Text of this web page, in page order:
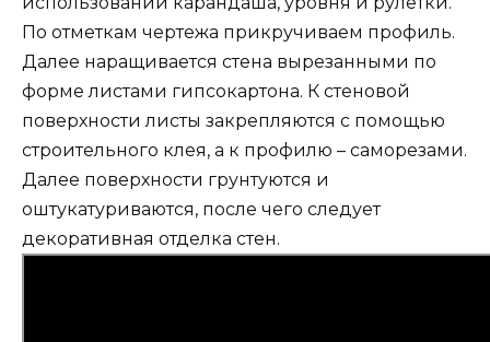
По отметкам чертежа прикручиваем профиль.
Далее наращивается стена вырезанными по
форме листами гипсокартона. К стеновой
поверхности листы закрепляются с помощью
строительного клея, а к профилю – саморезами.
Далее поверхности грунтуются и
оштукатуриваются, после чего следует
декоративная отделка стен.